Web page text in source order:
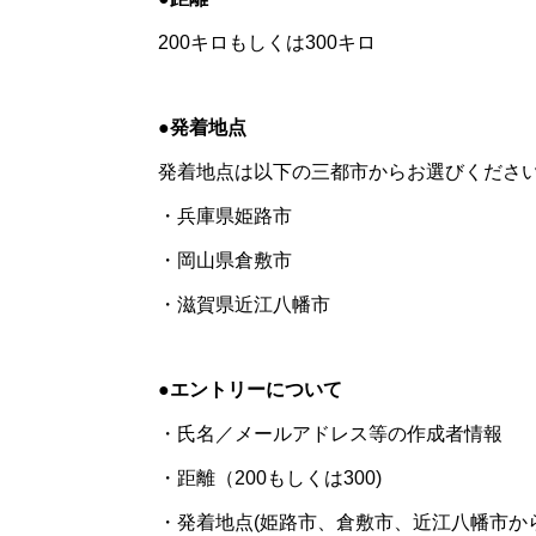
200キロもしくは300キロ
●発着地点
発着地点は以下の三都市からお選びください
・兵庫県姫路市
・岡山県倉敷市
・滋賀県近江八幡市
●エントリーについて
・氏名／メールアドレス等の作成者情報
・距離（200もしくは300)
・発着地点(姫路市、倉敷市、近江八幡市か